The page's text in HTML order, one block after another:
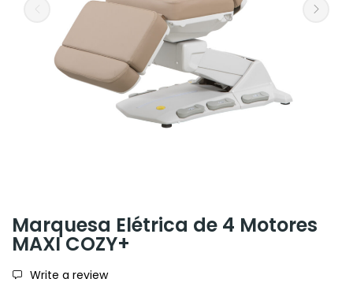
Marquesa Elétrica de 4 Motores
MAXI COZY+
Write a review